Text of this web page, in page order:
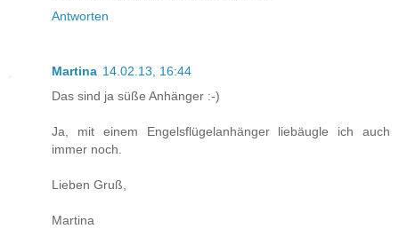
Antworten
Martina 14.02.13, 16:44
Das sind ja süße Anhänger :-)
Ja, mit einem Engelsflügelanhänger liebäugle ich auch
immer noch.
Lieben Gruß,
Martina